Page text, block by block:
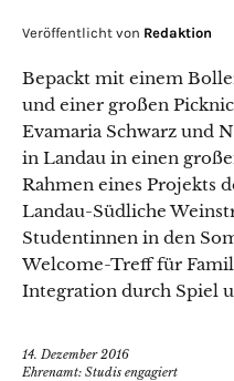
Veröffentlicht von Redaktion
Bepackt mit einem
und einer großen
Evamaria Schwarz und
in Landau in einen
Rahmen eines Projekts
Landau-Südliche
Studentinnen in den
Welcome-Treff für
Integration durch Spiel
14. Dezember 2016
Ehrenamt: Studis engagiert